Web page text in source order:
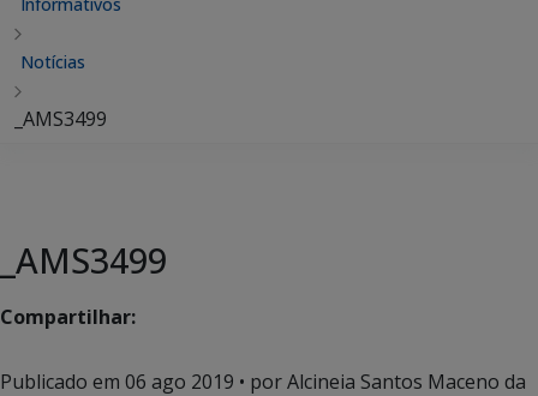
Notícias
_AMS3499
_AMS3499
Compartilhar:
Publicado em 06 ago 2019 • por Alcineia Santos Maceno da